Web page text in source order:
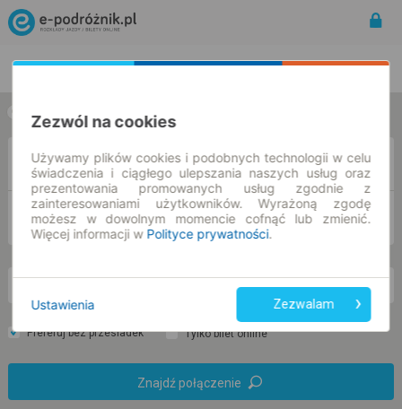
w jedną stronę w obie strony
Z
-- : --
Preferuj bez przesiadek Tylko bilet online
Znajdź połączenie
Zezwól na cookies
Używamy plików cookies i podobnych technologii w celu
świadczenia i ciągłego ulepszania naszych usług oraz
prezentowania promowanych usług zgodnie z
zainteresowaniami użytkowników. Wyrażoną zgodę
możesz w dowolnym momencie cofnąć lub zmienić.
Więcej informacji w Polityce prywatności.
Ustawienia Zezwalam